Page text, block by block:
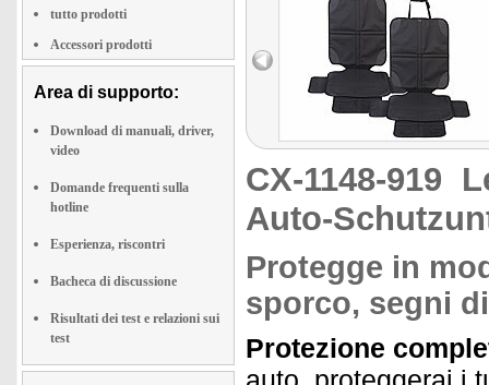
tutto prodotti
Accessori prodotti
Area di supporto:
Download di manuali, driver,
video
Domande frequenti sulla
hotline
Esperienza, riscontri
Bacheca di discussione
Risultati dei test e relazioni sui
test
CX-1148-919
Auto-
Protegge in
sporco, segni
Protezione